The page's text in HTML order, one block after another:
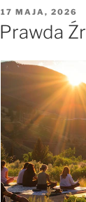
OPUBLIKOWANE
W
17 MAJA, 2026
Prawda